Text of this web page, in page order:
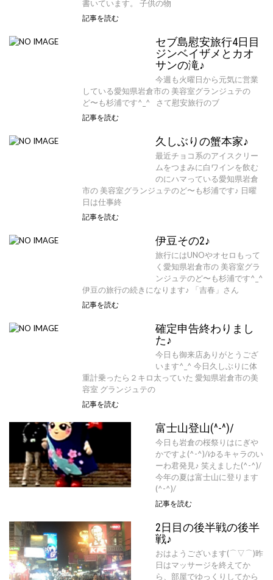
書いています。 子供の物
記事を読む
セブ島慰安旅行4日目
ジンベイザメとカオ
サンの滝♪
今週も火曜日から元気に営業
している愛知県岩倉市の 美容室グランジュテの
ど〜も杉浦です^_^ さて慰安旅行のブ
記事を読む
久しぶりの蟹本家♪
最近チョコ系のアイスクリー
ムをつまみに白ワインを飲む
のにハマっている愛知県岩倉
市の 美容室グランジュテのど〜も杉浦です♪ 日曜
日は仕事終
記事を読む
伊豆その2♪
旅行にはUNOやオセロもって
く愛知県岩倉市の 美容室グラ
ンジュテのど〜も杉浦です^_^
伊豆の旅行の続きになります♪ 「吉春」さん
記事を読む
確定申告終わりまし
た♪
今日も御来店ありがとうござ
います^_^ 今日久しぶりに体
重計乗ったら２キロ太っていた 愛知県岩倉市の美
容室 グランジュテの
記事を読む
富士山登山(^-^)/
今日も岩倉の桜祭りはにぎや
かですよ(^-^)/ゆるキャラのい
ーわ君発見♪ 笑えました(^-^)/
今年の夏は富士山に登ります
(^-^)/
記事を読む
2日目の後半戦の後半
戦♪
おはようございます(⌒▽⌒)昨
日はマッサージを終えてか
ら、部屋でゆっくりしてから